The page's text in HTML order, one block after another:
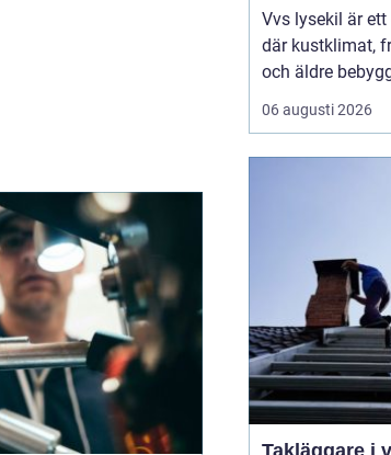
Vvs lysekil är
där kustklimat,
och äldre
ställer extra
på rörarbeten,
av återkommande
läckage och
06 augusti 2026
Takläggare i